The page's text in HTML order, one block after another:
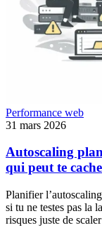
Performance web
31 mars 2026
Autoscaling
qui peut te
Planifier
si tu ne testes pas la
risques juste de